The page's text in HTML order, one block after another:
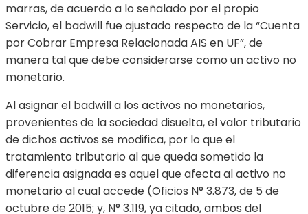
marras, de acuerdo a lo señalado por el propio
Servicio, el badwill fue ajustado respecto de la “Cuenta
por Cobrar Empresa Relacionada AIS en UF”, de
manera tal que debe considerarse como un activo no
monetario.
Al asignar el badwill a los activos no monetarios,
provenientes de la sociedad disuelta, el valor tributario
de dichos activos se modifica, por lo que el
tratamiento tributario al que queda sometido la
diferencia asignada es aquel que afecta al activo no
monetario al cual accede (Oficios N° 3.873, de 5 de
octubre de 2015; y, N° 3.119, ya citado, ambos del